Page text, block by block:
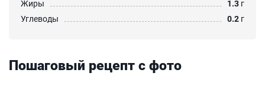
Жиры
1.3 г
Углеводы
0.2 г
Пошаговый рецепт с фото